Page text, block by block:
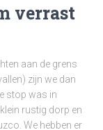
verrast
aan de grens
zijn we dan
stop was in
rustig dorp en
We hebben er